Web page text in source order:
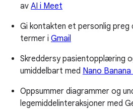
av AI i Meet
Gi kontakten et personlig preg
termer i Gmail
Skreddersy pasientopplæring
umiddelbart med Nano
Oppsummer diagrammer og
legemiddelinteraksjoner med